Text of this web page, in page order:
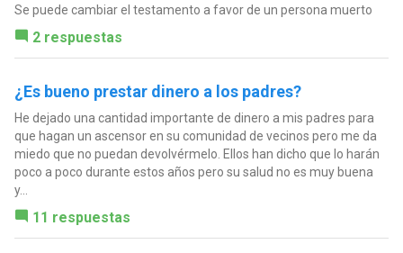
Se puede cambiar el testamento a favor de un persona muerto
2 respuestas
¿Es bueno prestar dinero a los padres?
He dejado una cantidad importante de dinero a mis padres para
que hagan un ascensor en su comunidad de vecinos pero me da
miedo que no puedan devolvérmelo. Ellos han dicho que lo harán
poco a poco durante estos años pero su salud no es muy buena
y...
11 respuestas